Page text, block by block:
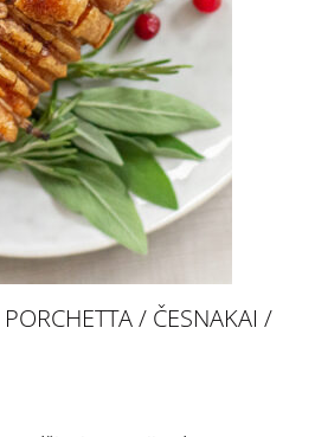
/ ČESNAKAI /